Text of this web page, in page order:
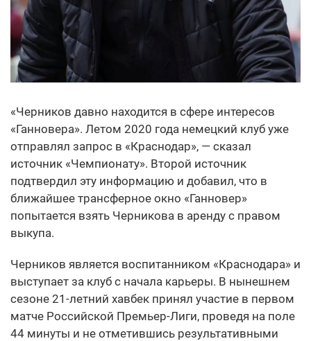
«Черников давно находится в сфере интересов
«Ганновера». Летом 2020 года немецкий клуб уже
отправлял запрос в «Краснодар», — сказал
источник «Чемпионату». Второй источник
подтвердил эту информацию и добавил, что в
ближайшее трансферное окно «Ганновер»
попытается взять Черникова в аренду с правом
выкупа.
Черников является воспитанником «Краснодара» и
выступает за клуб с начала карьеры. В нынешнем
сезоне 21-летний хавбек принял участие в первом
матче Российской Премьер-Лиги, проведя на поле
44 минуты и не отметившись результативными